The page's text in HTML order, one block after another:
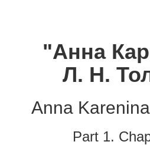
"Анна
Л. Н.
Anna
Part 1.